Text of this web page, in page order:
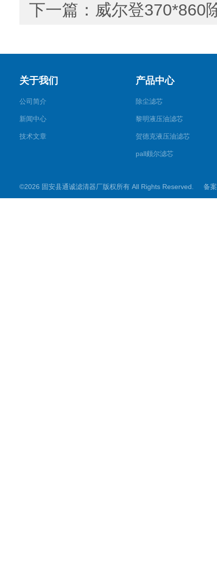
下一篇： 威尔登370*860
关于我们
公司简介
新闻中心
技术文章
产品中心
除尘滤芯
黎明液压油滤芯
贺德克液压油滤芯
pall颇尔滤芯
电钢厂滤芯
©2026 固安县通诚滤清器厂版权所有 All Rights Reserved. 备